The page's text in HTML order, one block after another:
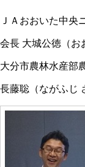
ＪＡおおいた中央
会長 大城公徳（お
大分市農林水産部
長藤聡（ながふじ